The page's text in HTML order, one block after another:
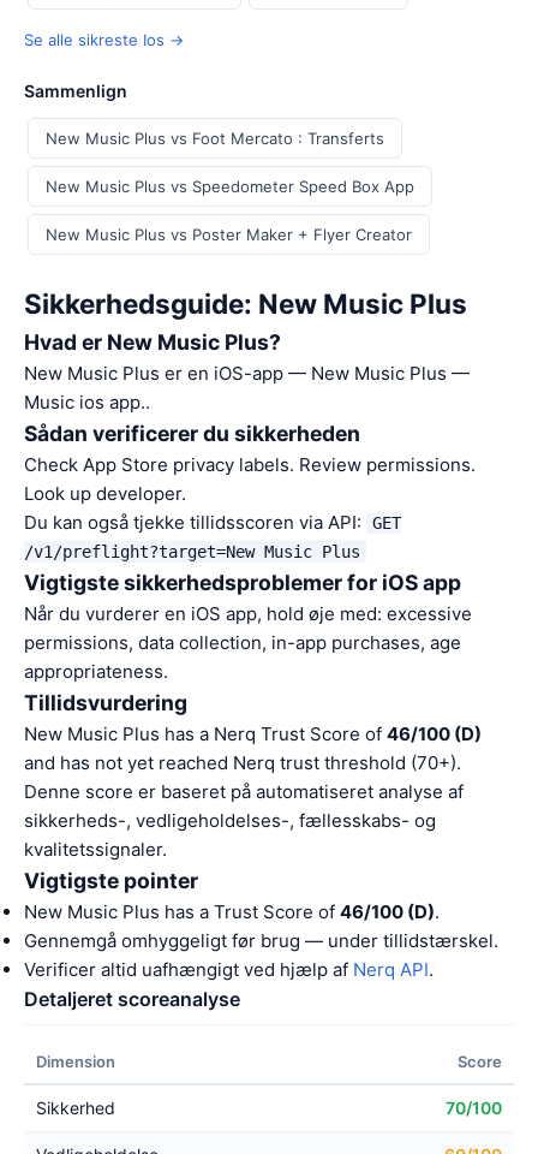
Se alle sikreste Ios →
Sammenlign
New Music Plus vs Foot Mercato : Transferts
New Music Plus vs Speedometer Speed Box App
New Music Plus vs Poster Maker + Flyer Creator
Sikkerhedsguide: New Music Plus
Hvad er New Music Plus?
New Music Plus er en iOS-app — New Music Plus —
Music ios app..
Sådan verificerer du sikkerheden
Check App Store privacy labels. Review permissions.
Look up developer.
Du kan også tjekke tillidsscoren via API:
GET
/v1/preflight?target=New Music Plus
Vigtigste sikkerhedsproblemer for iOS app
Når du vurderer en iOS app, hold øje med: excessive
permissions, data collection, in-app purchases, age
appropriateness.
Tillidsvurdering
New Music Plus has a Nerq Trust Score of 46/100 (D)
and has not yet reached Nerq trust threshold (70+).
Denne score er baseret på automatiseret analyse af
sikkerheds-, vedligeholdelses-, fællesskabs- og
kvalitetssignaler.
Vigtigste pointer
New Music Plus has a Trust Score of 46/100 (D).
Gennemgå omhyggeligt før brug — under tillidstærskel.
Verificer altid uafhængigt ved hjælp af Nerq API.
Detaljeret scoreanalyse
Dimension Score
Sikkerhed 70/100